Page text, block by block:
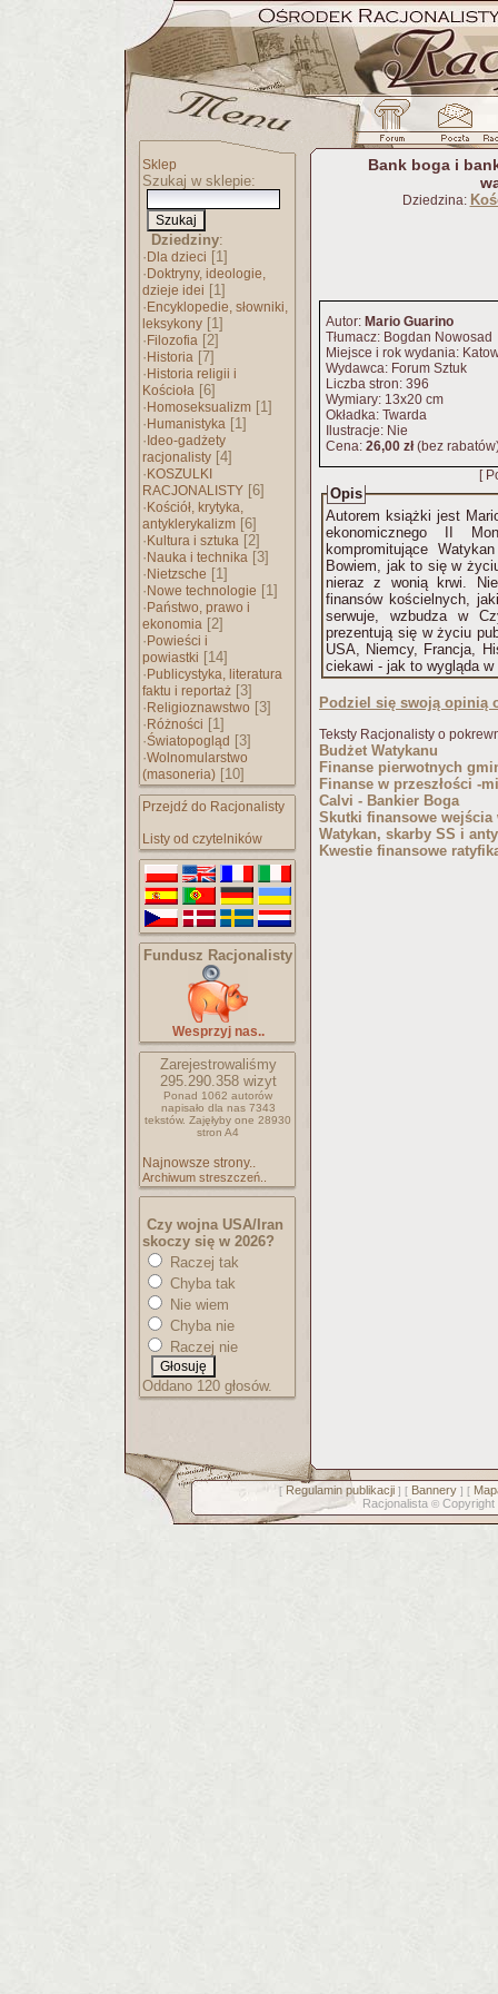
Sklep
Szukaj w sklepie:
Dziedziny:
· Dla dzieci [1]
· Doktryny, ideologie,
dzieje idei [1]
· Encyklopedie, słowniki,
leksykony [1]
· Filozofia [2]
· Historia [7]
· Historia religii i
Kościoła [6]
· Homoseksualizm [1]
· Humanistyka [1]
· Ideo-gadżety
racjonalisty [4]
· KOSZULKI
RACJONALISTY [6]
· Kościół, krytyka,
antyklerykalizm [6]
· Kultura i sztuka [2]
· Nauka i technika [3]
· Nietzsche [1]
· Nowe technologie [1]
· Państwo, prawo i
ekonomia [2]
· Powieści i
powiastki [14]
· Publicystyka, literatura
faktu i reportaż [3]
· Religioznawstwo [3]
· Różności [1]
·Światopogląd [3]
·Wolnomularstwo
(masoneria) [10]
Przejdź do Racjonalisty
Listy od czytelników
Fundusz Racjonalisty
Wesprzyj nas..
Zarejestrowaliśmy
295.290.358wizyt
Ponad 1062 autorów
napisało dla nas 7343
tekstów. Zajęłyby one 28930
stron A4
Najnowsze strony..
Archiwum streszczeń..
Czy wojna USA/Iran
skoczy się w 2026?
Raczej tak
Chyba tak
Nie wiem
Chyba nie
Raczej nie
Oddano 120 głosów.
Bank boga i
Dziedzina:
Autor: Mario Guarino
Tłumacz: Bogdan Nowosad
Miejsce i rok wydania:
Wydawca: Forum Sztuk
Liczba stron: 396
Wymiary: 13x20 cm
Okładka: Twarda
Ilustracje: Nie
Cena: 26,00 zł(bez
[
Opis
Autorem książki jest
ekonomicznego II
kompromitujące
Bowiem, jak to się w
nieraz z wonią krwi.
finansów kościelnych,
serwuje, wzbudza w
prezentują się w życiu
USA, Niemcy, Francja,
ciekawi - jak to wygląda
Podziel się swoją opinią
Teksty Racjonalisty o
Budżet Watykanu
Finanse pierwotnych
Finanse w przeszłości -
Calvi - Bankier Boga
Skutki finansowe
Watykan, skarby SS i
Kwestie finansowe
[ Regulamin publikacji] [ Bannery] [
Racjonalista © Copyright